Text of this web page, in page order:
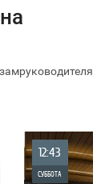
12:43
СУББОТА